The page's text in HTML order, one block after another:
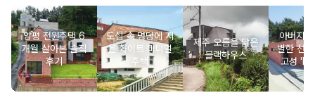
양평 전원주택 6
개월 살아본 솔직
후기
도심 속 명당에 지
은 화이트 미니멀
주택
제주 오름을 닮은
블랙하우스
아버지
별한 선
고성
m